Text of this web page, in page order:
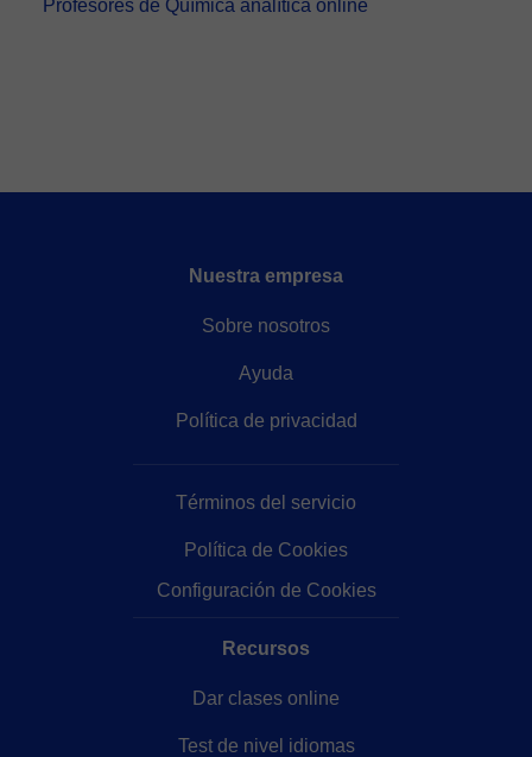
Profesores de Química analítica online
Nuestra empresa
Sobre nosotros
Ayuda
Política de privacidad
Términos del servicio
Política de Cookies
Configuración de Cookies
Recursos
Dar clases online
Test de nivel idiomas